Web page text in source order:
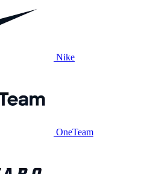
Nike
OneTeam